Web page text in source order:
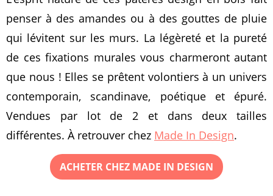
penser à des amandes ou à des gouttes de pluie
qui lévitent sur les murs. La légèreté et la pureté
de ces fixations murales vous charmeront autant
que nous ! Elles se prêtent volontiers à un univers
contemporain, scandinave, poétique et épuré.
Vendues par lot de 2 et dans deux tailles
différentes. À retrouver chez Made In Design.
ACHETER CHEZ MADE IN DESIGN